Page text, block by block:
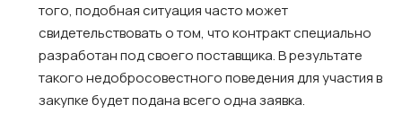
того, подобная ситуация часто может
свидетельствовать о том, что контракт специально
разработан под своего поставщика. В результате
такого недобросовестного поведения для участия в
закупке будет подана всего одна заявка.